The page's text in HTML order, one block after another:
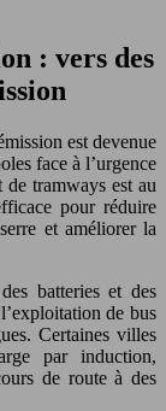
: vers des
est devenue
face à l’urgence
tramways est au
pour réduire
et améliorer la
batteries et des
de bus
Certaines villes
par induction,
de route à des